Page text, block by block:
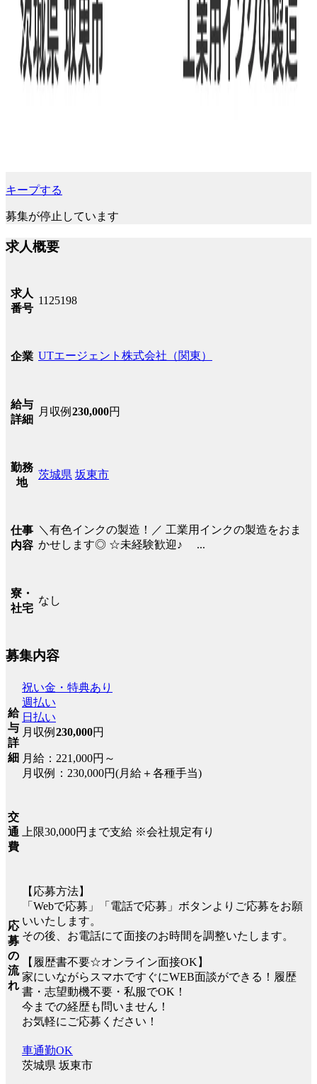
キープする
募集が停止しています
求人概要
求人
番号
1125198
企業 UTエージェント株式会社（関東）
給与
詳細
月収例 230,000円
勤務
地
茨城県 坂東市
仕事
内容
＼有色インクの製造！／ 工業用インクの製造をおま
かせします◎ ☆未経験歓迎♪ ...
寮・
社宅
なし
募集内容
給
与
詳
細
祝い金・特典あり
週払い
日払い
月収例 230,000円
月給：221,000円～
月収例：230,000円(月給＋各種手当)
交
通
費
上限30,000円まで支給 ※会社規定有り
応
募
の
流
れ
【応募方法】
「Webで応募」「電話で応募」ボタンよりご応募をお願
いいたします。
その後、お電話にて面接のお時間を調整いたします。
【履歴書不要☆オンライン面接OK】
家にいながらスマホですぐにWEB面談ができる！履歴
書・志望動機不要・私服でOK！
今までの経歴も問いません！
お気軽にご応募ください！
車通勤OK
茨城県 坂東市